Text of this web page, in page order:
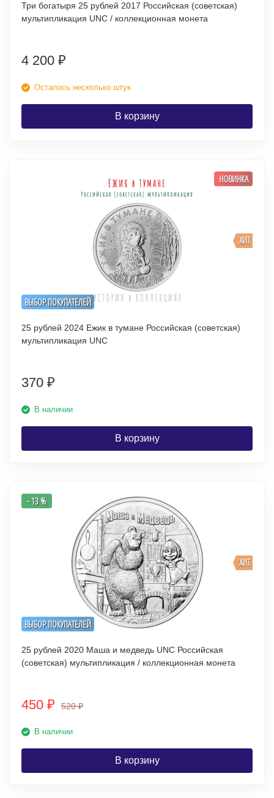
Три богатыря 25 рублей 2017 Российская (советская)
мультипликация UNC / коллекционная монета
4 200 ₽
Осталось несколько штук
В корзину
ВЫБОР ПОКУПАТЕЛЕЙ
ХИТ
НОВИНКА
25 рублей 2024 Ежик в тумане Российская (советская)
мультипликация UNC
370 ₽
В наличии
В корзину
ВЫБОР ПОКУПАТЕЛЕЙ
ХИТ
- 13 %
25 рублей 2020 Маша и медведь UNC Российская
(советская) мультипликация / коллекционная монета
450 ₽ 520₽
В наличии
В корзину